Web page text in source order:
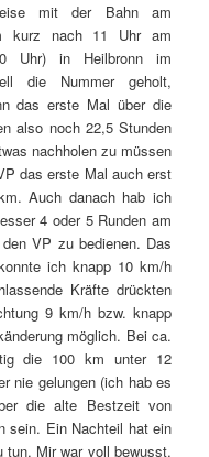
mit der Bahn am
kurz nach 11 Uhr am
Uhr) in Heilbronn im
die Nummer geholt,
das erste Mal über die
also noch 22,5 Stunden
nachholen zu müssen
das erste Mal auch erst
Auch danach hab ich
4 oder 5 Runden am
VP zu bedienen. Das
ich knapp 10 km/h
Kräfte drückten
9 km/h bzw. knapp
möglich. Bei ca.
die 100 km unter 12
nie gelungen (ich hab es
die alte Bestzeit von
sein. Ein Nachteil hat ein
Mir war voll bewusst,